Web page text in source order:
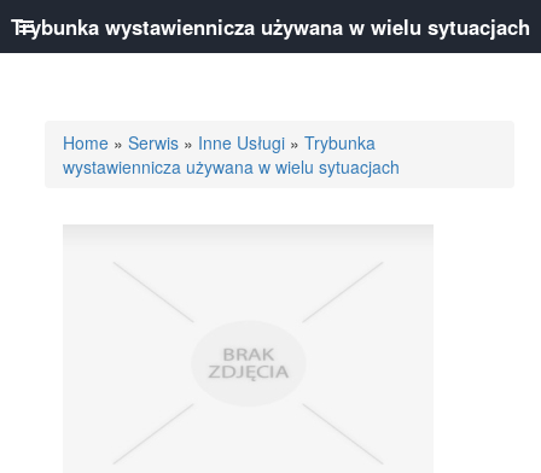
Home »Serwis » Inne Usługi »Trybunka
wystawiennicza używana w wielu sytuacjach
Trybunka wystawiennicza używana w wielu sytuacjach